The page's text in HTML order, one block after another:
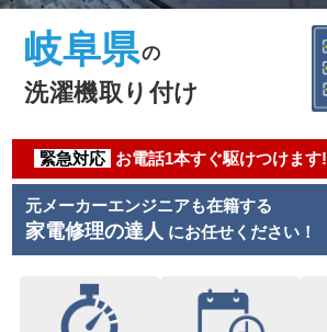
岐阜県の
洗濯機取り付け
緊急対応 お電話1本すぐ駆けつけます!
元メーカーエンジニアも在籍する
家電修理の達人 にお任せください！